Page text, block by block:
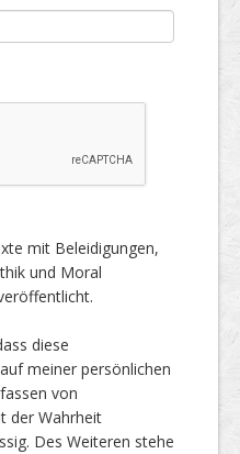
mit Beleidigungen,
und Moral
diese
meiner persönlichen
von
der Wahrheit
Des Weiteren stehe